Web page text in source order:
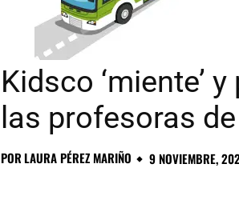
Kidsco ‘miente’
las profesoras
PORLAURA PÉREZ MARIÑO 9 NOVIEMBRE,